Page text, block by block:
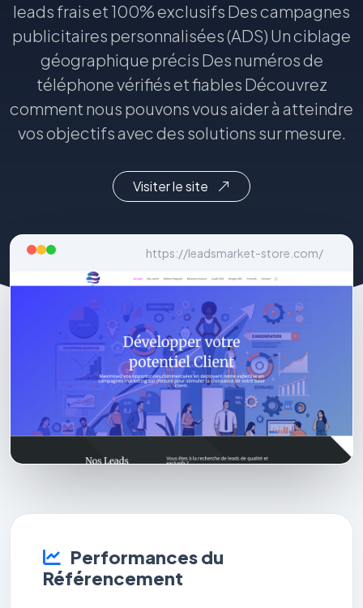
leads frais et 100% exclusifs Des campagnes
publicitaires personnalisées (ADS) Un ciblage
géographique précis Des numéros de
téléphone vérifiés et fiables Découvrez
comment nous pouvons vous aider à atteindre
vos objectifs avec des solutions sur mesure.
Visiter le site
https://leadsmarket-store.com/
Performances du
Référencement